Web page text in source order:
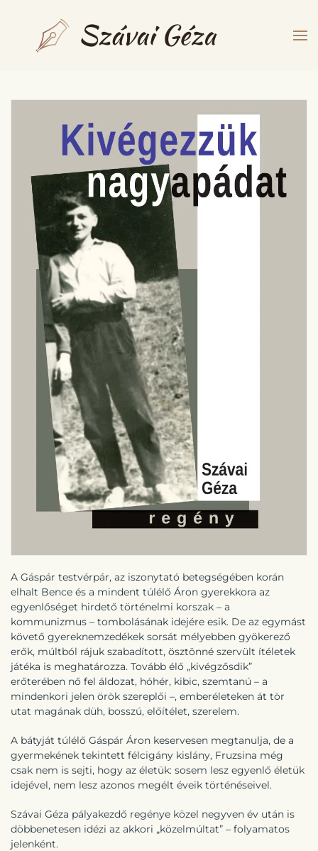
Fő tartalom átugrása
A Gáspár testvérpár, az iszonytató betegségében korán
elhalt Bence és a mindent túlélő Áron gyerekkora az
egyenlőséget hirdető történelmi korszak – a
kommunizmus – tombolásának idejére esik. De az egymást
követő gyereknemzedékek sorsát mélyebben gyökerező
erők, múltból rájuk szabadított, ösztönné szervült ítéletek
játéka is meghatározza. Tovább élő „kivégzősdik”
erőterében nő fel áldozat, hóhér, kibic, szemtanú – a
mindenkori jelen örök szereplői –, emberéleteken át tör
utat magának düh, bosszú, előítélet, szerelem.
A bátyját túlélő Gáspár Áron keservesen megtanulja, de a
gyermekének tekintett félcigány kislány, Fruzsina még
csak nem is sejti, hogy az életük: sosem lesz egyenlő életük
idejével, nem lesz azonos megélt éveik történéseivel.
Szávai Géza pályakezdő regénye közel negyven év után is
döbbenetesen idézi az akkori „közelmúltat” – folyamatos
jelenként.